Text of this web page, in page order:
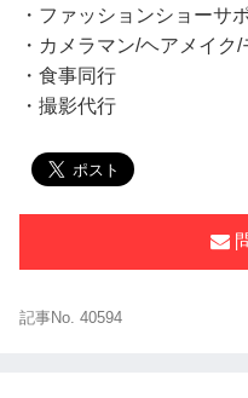
・ファッションショーサ
・カメラマン/ヘアメイク
・食事同行
・撮影代行
記事No. 40594